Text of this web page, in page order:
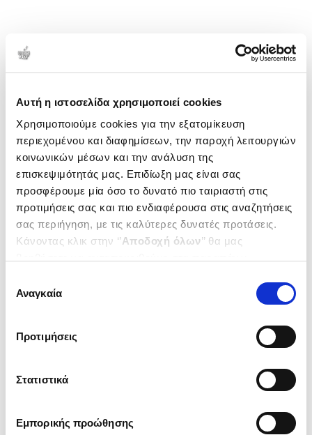
Αυτή η ιστοσελίδα χρησιμοποιεί cookies
Χρησιμοποιούμε cookies για την εξατομίκευση
περιεχομένου και διαφημίσεων, την παροχή λειτουργιών
κοινωνικών μέσων και την ανάλυση της
επισκεψιμότητάς μας. Επιδίωξη μας είναι σας
προσφέρουμε μία όσο το δυνατό πιο ταιριαστή στις
προτιμήσεις σας και πιο ενδιαφέρουσα στις αναζητήσεις
σας περιήγηση, με τις καλύτερες δυνατές προτάσεις.
Κάνοντας κλικ στην ‘’Αποδοχή όλων’’ θα μας
ενδιαφέρουν και να επιλέξετε από τα παρακάτω με την
΄΄και να ενημερωθείτε σχετικά με
συγκατάθεσης
Αναγκαία
Προτιμήσεις
Στατιστικά
Εμπορικής προώθησης